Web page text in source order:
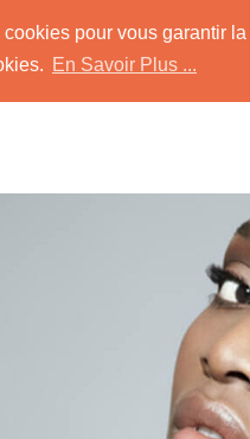
pour vous garantir
En Savoir Plus ...
Rencontrer-
Conseils et Infos pour la